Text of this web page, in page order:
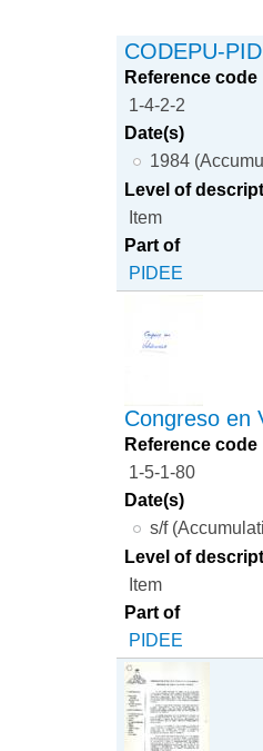
CODEPU-
Reference code
1-4-2-2
Date(s)
1984
Level of
Item
Part of
PIDEE
Congreso en
Reference code
1-5-1-80
Date(s)
s/f
Level of
Item
Part of
PIDEE